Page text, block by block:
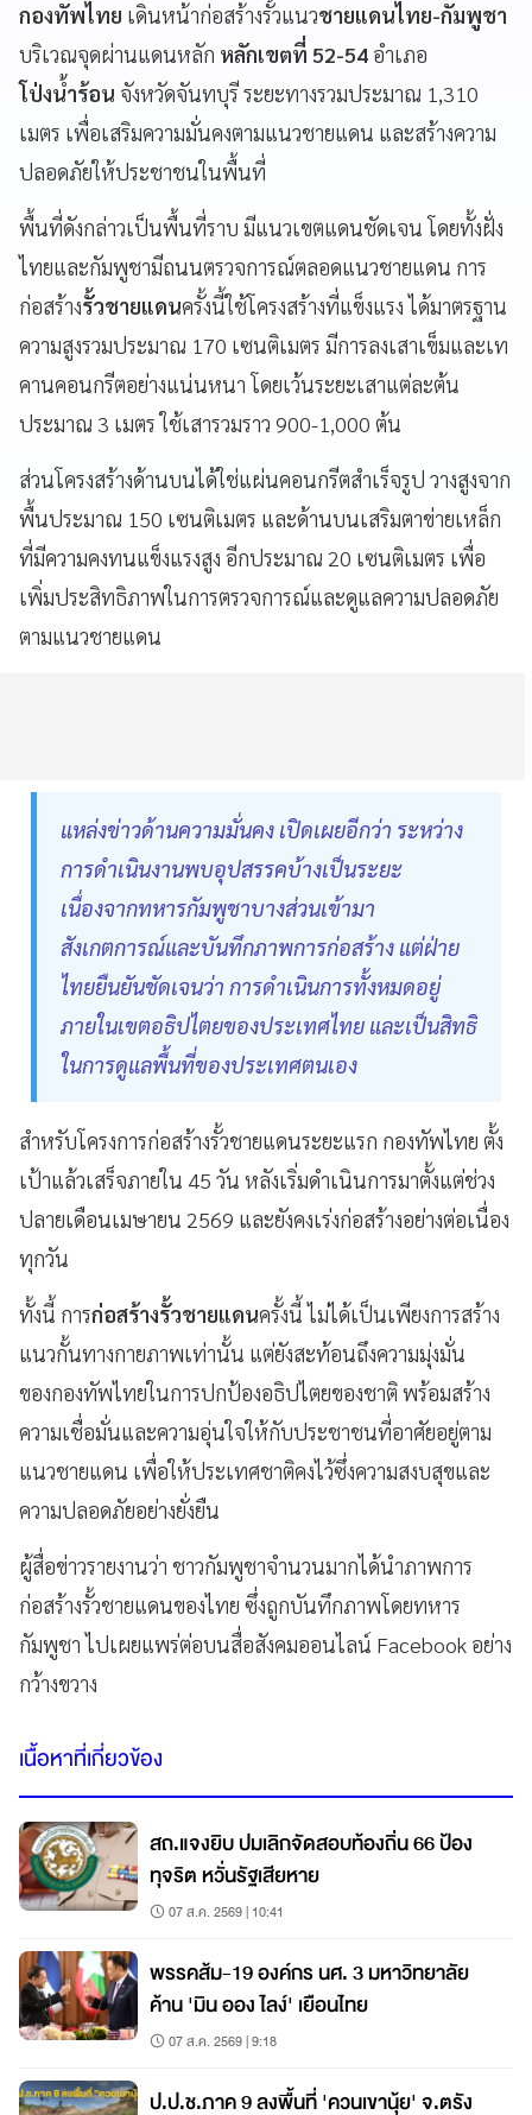
กองทัพไทย เดินหน้าก่อสร้างรั้วแนวชายแดนไทย-กัมพูชา
บริเวณจุดผ่านแดนหลัก หลักเขตที่ 52-54 อำเภอ
โป่งน้ำร้อน จังหวัดจันทบุรี ระยะทางรวมประมาณ 1,310
เมตร เพื่อเสริมความมั่นคงตามแนวชายแดน และสร้างความ
ปลอดภัยให้ประชาชนในพื้นที่
พื้นที่ดังกล่าวเป็นพื้นที่ราบ มีแนวเขตแดนชัดเจน โดยทั้งฝั่ง
ไทยและกัมพูชามีถนนตรวจการณ์ตลอดแนวชายแดน การ
ก่อสร้างรั้วชายแดนครั้งนี้ใช้โครงสร้างที่แข็งแรง ได้มาตรฐาน
ความสูงรวมประมาณ 170 เซนติเมตร มีการลงเสาเข็มและเท
คานคอนกรีตอย่างแน่นหนา โดยเว้นระยะเสาแต่ละต้น
ประมาณ 3 เมตร ใช้เสารวมราว 900-1,000 ต้น
ส่วนโครงสร้างด้านบนได้ใช่แผ่นคอนกรีตสำเร็จรูป วางสูงจาก
พื้นประมาณ 150 เซนติเมตร และด้านบนเสริมตาข่ายเหล็ก
ที่มีความคงทนแข็งแรงสูง อีกประมาณ 20 เซนติเมตร เพื่อ
เพิ่มประสิทธิภาพในการตรวจการณ์และดูแลความปลอดภัย
ตามแนวชายแดน
แหล่งข่าวด้านความมั่นคง เปิดเผยอีกว่า ระหว่าง
การดำเนินงานพบอุปสรรคบ้างเป็นระยะ
เนื่องจากทหารกัมพูชาบางส่วนเข้ามา
สังเกตการณ์และบันทึกภาพการก่อสร้าง แต่ฝ่าย
ไทยยืนยันชัดเจนว่า การดำเนินการทั้งหมดอยู่
ภายในเขตอธิปไตยของประเทศไทย และเป็นสิทธิ
ในการดูแลพื้นที่ของประเทศตนเอง
สำหรับโครงการก่อสร้างรั้วชายแดนระยะแรก กองทัพไทย ตั้ง
เป้าแล้วเสร็จภายใน 45 วัน หลังเริ่มดำเนินการมาตั้งแต่ช่วง
ปลายเดือนเมษายน 2569 และยังคงเร่งก่อสร้างอย่างต่อเนื่อง
ทุกวัน
ทั้งนี้ การก่อสร้างรั้วชายแดนครั้งนี้ ไม่ได้เป็นเพียงการสร้าง
แนวกั้นทางกายภาพเท่านั้น แต่ยังสะท้อนถึงความมุ่งมั่น
ของกองทัพไทยในการปกป้องอธิปไตยของชาติ พร้อมสร้าง
ความเชื่อมั่นและความอุ่นใจให้กับประชาชนที่อาศัยอยู่ตาม
แนวชายแดน เพื่อให้ประเทศชาติคงไว้ซึ่งความสงบสุขและ
ความปลอดภัยอย่างยั่งยืน
ผู้สื่อข่าวรายงานว่า ชาวกัมพูชาจำนวนมากได้นำภาพการ
ก่อสร้างรั้วชายแดนของไทย ซึ่งถูกบันทึกภาพโดยทหาร
กัมพูชา ไปเผยแพร่ต่อบนสื่อสังคมออนไลน์ Facebook อย่าง
กว้างขวาง
เนื้อหาที่เกี่ยวข้อง
สถ.แจงยิบ ปมเลิกจัดสอบท้องถิ่น 66 ป้อง
ทุจริต หวั่นรัฐเสียหาย
07 ส.ค. 2569 | 10:41
พรรคส้ม-19 องค์กร นศ. 3 มหาวิทยาลัย
ค้าน 'มิน ออง ไลง์' เยือนไทย
07 ส.ค. 2569 | 9:18
ป.ป.ช.ภาค 9 ลงพื้นที่ 'ควนเขานุ้ย' จ.ตรัง